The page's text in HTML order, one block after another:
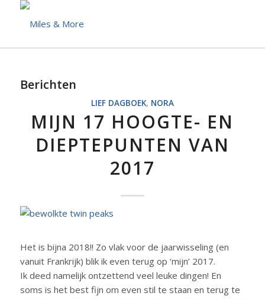
Berichten
LIEF DAGBOEK, NORA
MIJN 17 HOOGTE- EN
DIEPTEPUNTEN VAN
2017
Het is bijna 2018!! Zo vlak voor de jaarwisseling (en
vanuit Frankrijk) blik ik even terug op ‘mijn’ 2017.
Ik deed namelijk ontzettend veel leuke dingen! En
soms is het best fijn om even stil te staan en terug te